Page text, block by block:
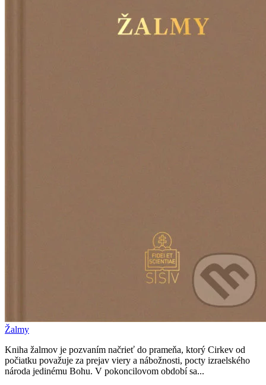
Žalmy
Kniha žalmov je pozvaním načrieť do prameňa, ktorý Cirkev od
počiatku považuje za prejav viery a nábožnosti, pocty izraelského
národa jedinému Bohu. V pokoncilovom období sa...